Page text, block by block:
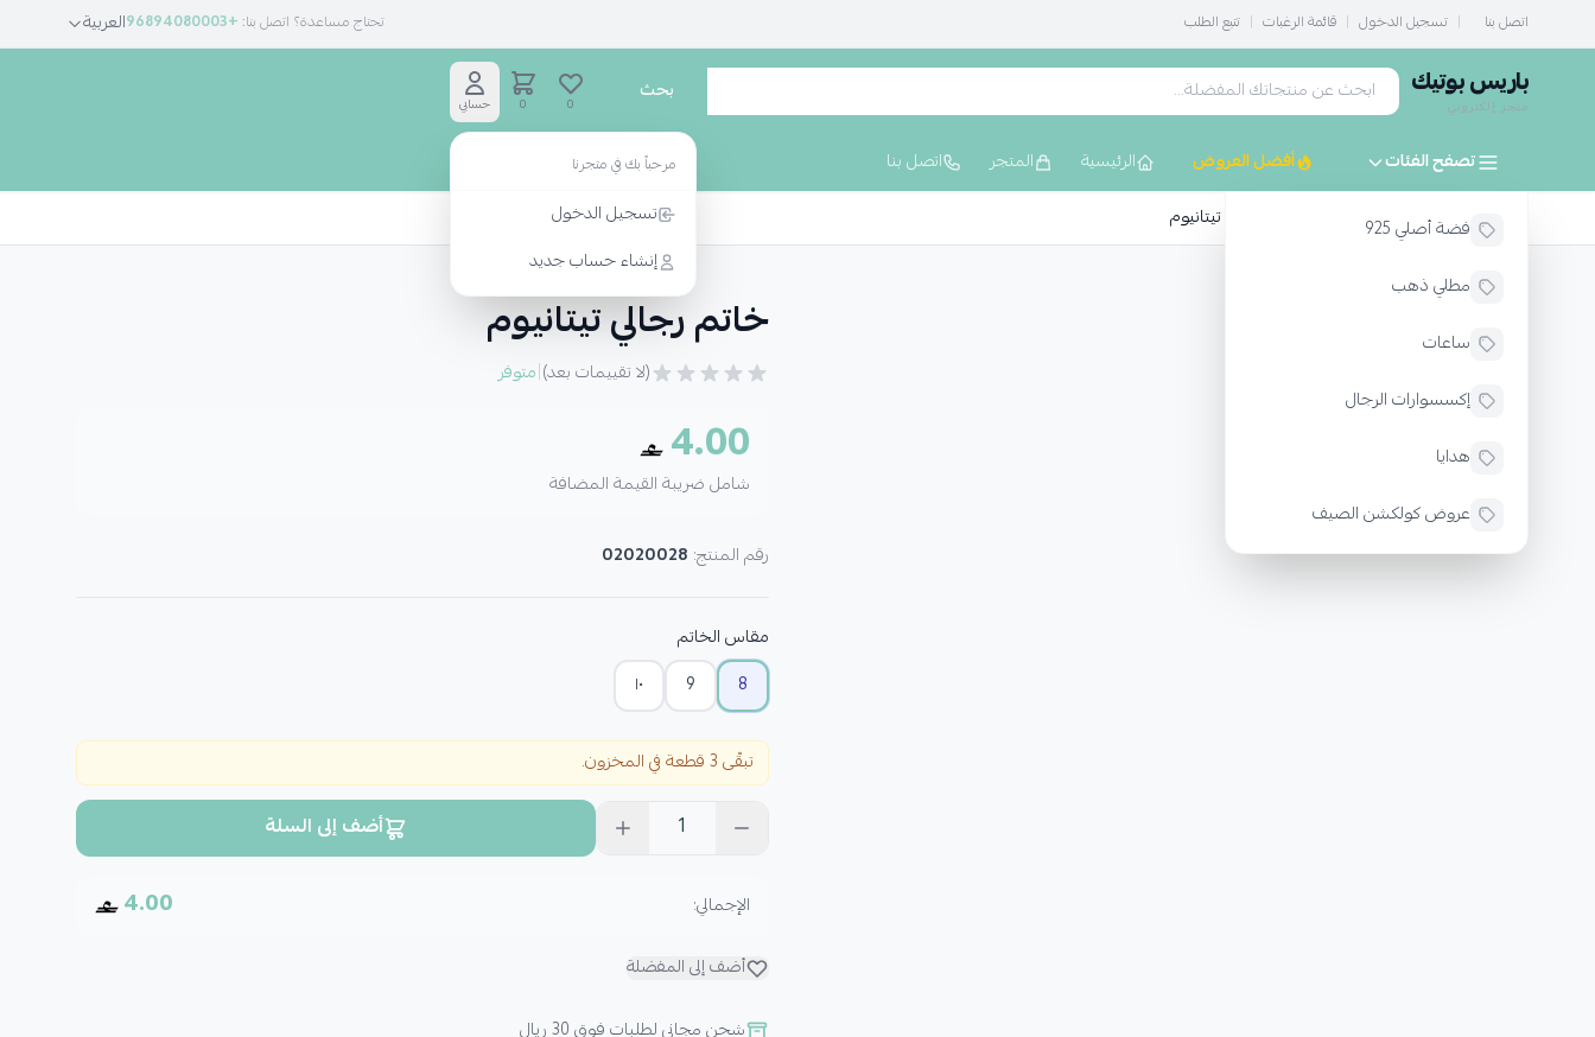
اتصل بنا | تسجيل الدخول | قائمة الرغبات | تتبع الطلب تحتاج مساعدة؟ اتصل بنا: +96894080003 العربية
باريس بوتيك
متجر إلكتروني
بحث
0
0 حسابي
مرحباً بك في متجرنا
تسجيل الدخول
إنشاء حساب جديد
تصفح الفئات
فضة أصلي 925
مطلي ذهب
ساعات
إكسسوارات الرجال
هدايا
عروض كولكشن الصيف
أفضل العروض الرئيسية المتجر اتصل بنا
الرئيسية إكسسوارات الرجال خاتم رجالي تيتانيوم
خاتم رجالي تيتانيوم
(لا تقييمات بعد)|متوفر
4.00
شامل ضريبة القيمة المضافة
رقم المنتج: 02020028
مقاس الخاتم
8
9 ١٠
تبقّى 3 قطعة في المخزون.
1 أضف إلى السلة
الإجمالي: 4.00
أضف إلى المفضلة
شحن مجاني لطلبات فوق 30 ريال